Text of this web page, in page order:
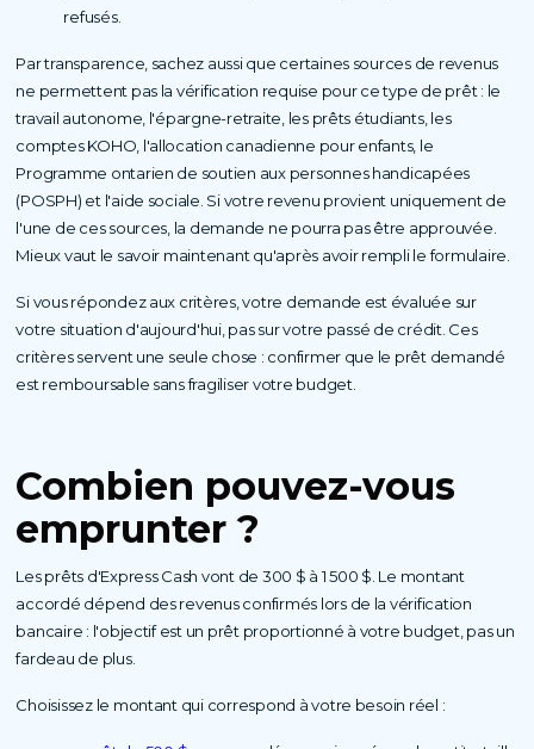
refusés.
Par transparence, sachez aussi que certaines sources de revenus
ne permettent pas la vérification requise pour ce type de prêt : le
travail autonome, l'épargne-retraite, les prêts étudiants, les
comptes KOHO, l'allocation canadienne pour enfants, le
Programme ontarien de soutien aux personnes handicapées
(POSPH) et l'aide sociale. Si votre revenu provient uniquement de
l'une de ces sources, la demande ne pourra pas être approuvée.
Mieux vaut le savoir maintenant qu'après avoir rempli le formulaire.
Si vous répondez aux critères, votre demande est évaluée sur
votre situation d'aujourd'hui, pas sur votre passé de crédit. Ces
critères servent une seule chose : confirmer que le prêt demandé
est remboursable sans fragiliser votre budget.
Combien pouvez-vous
emprunter ?
Les prêts d'Express Cash vont de 300 $ à 1 500 $. Le montant
accordé dépend des revenus confirmés lors de la vérification
bancaire : l'objectif est un prêt proportionné à votre budget, pas un
fardeau de plus.
Choisissez le montant qui correspond à votre besoin réel :